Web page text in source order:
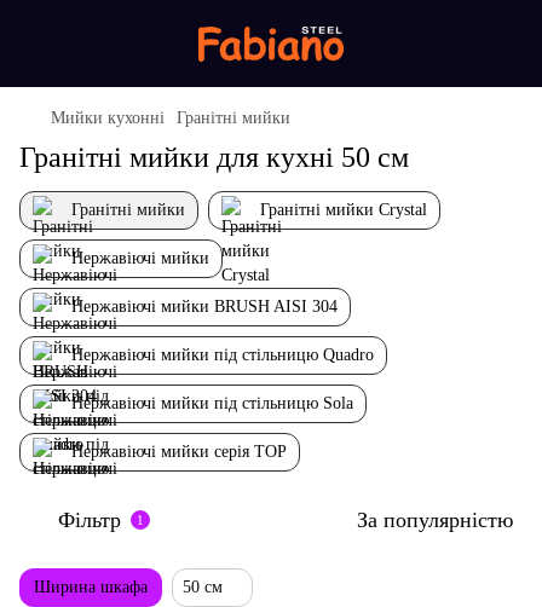
Мийки кухонні Гранітні мийки
Гранітні мийки для кухні 50 см
Гранітні мийки Гранітні мийки Crystal
Нержавіючі мийки
Нержавіючі мийки BRUSH AISI 304
Нержавіючі мийки під стільницю Quadro
Нержавіючі мийки під стільницю Sola
Нержавіючі мийки серія TOP
Фільтр 1 За популярністю
Ширина шкафа 50 см